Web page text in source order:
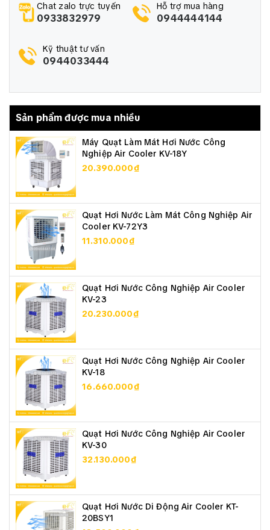
Chat zalo trực tuyến
0933832979
Hỗ trợ mua hàng
0944444144
Kỹ thuật tư vấn
0944033444
Sản phẩm được mua nhiều
Máy Quạt Làm Mát Hơi Nước Công
Nghiệp Air Cooler KV-18Y
20.390.000₫
Quạt Hơi Nước Làm Mát Công Nghiệp Air
Cooler KV-72Y3
11.310.000₫
Quạt Hơi Nước Công Nghiệp Air Cooler
KV-23
20.230.000₫
Quạt Hơi Nước Công Nghiệp Air Cooler
KV-18
16.660.000₫
Quạt Hơi Nước Công Nghiệp Air Cooler
KV-30
32.130.000₫
Quạt Hơi Nước Di Động Air Cooler KT-
20BSY1